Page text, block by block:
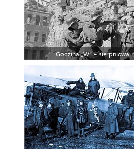
Godzina „W” – sierpniowa